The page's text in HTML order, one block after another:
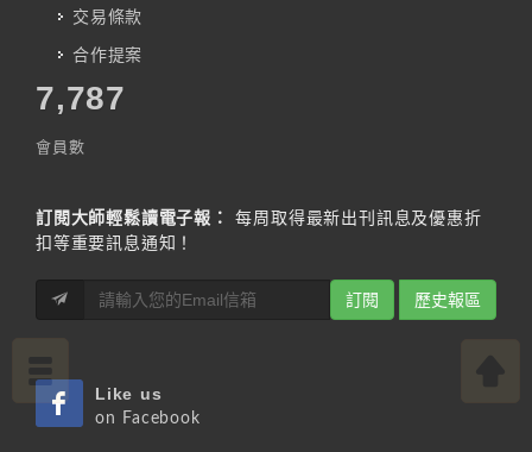
交易條款
合作提案
7,787
會員數
訂閱大師輕鬆讀電子報：
每周取得最新出刊訊息及優惠折
扣等重要訊息通知！
訂閱 歷史報區
Like us
on Facebook